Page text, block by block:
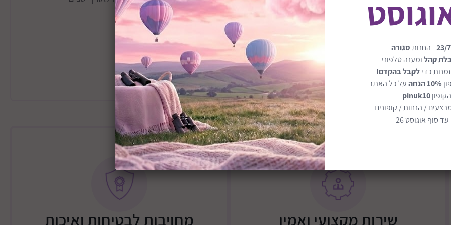
רבות.
כולל 4 מדפים מתכווננים – לאחסון ספרים, צעצועים או חפצי נוי
ולארגן בכיף קל לניקוי ועם גימור עמיד בפני שריטות ולכלוך
מומלץ לגילאי 3–6 שנים
רוחב: ‎50 ס"מ
שירות מקצועי ואמין מחויבות לבטיחות ואיכות
23/- החנותסגורה
קהלומענה טלפוני
כדילקבל בהקדם!
10% הנחה
על כל האתר
pinuk10
/ הנחות / קופונים
סוף אוגוסט 26